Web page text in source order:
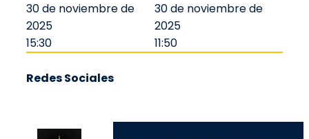
30 de noviembre de
2025
15:30
30 de noviembre de
2025
11:50
Redes Sociales